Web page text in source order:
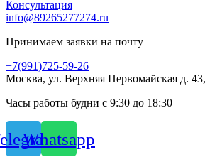
Консультация
info@89265277274.ru
Принимаем заявки на почту
+7(991)725-59-26
Москва, ул. Верхняя Первомайская д.
Часы работы будни с 9:30 до 18:30
Whatsapp